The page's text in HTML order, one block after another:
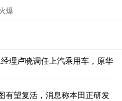
爆
理卢晓调任上汽乘用车，原华
有望复活，消息称本田正研发